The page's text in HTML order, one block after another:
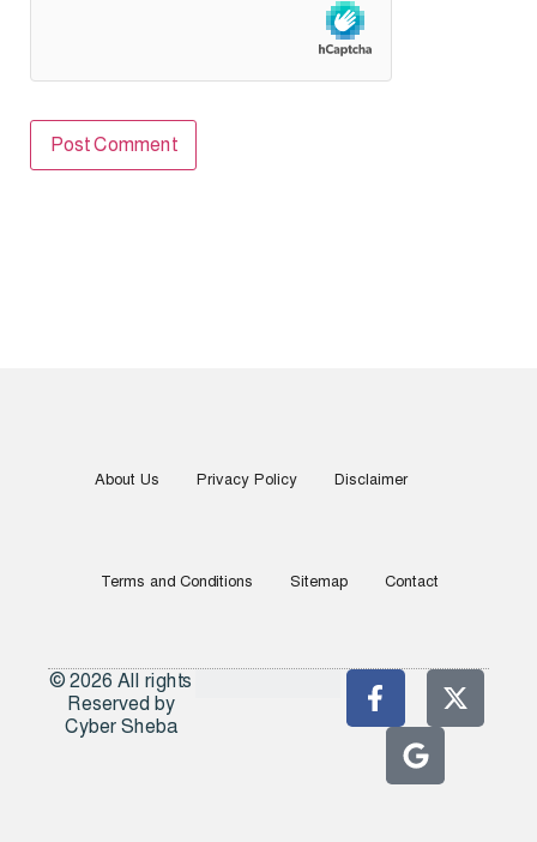
About Us Privacy Policy Disclaimer
Terms and Conditions Sitemap Contact
© 2026 All rights
Reserved by
Cyber Sheba